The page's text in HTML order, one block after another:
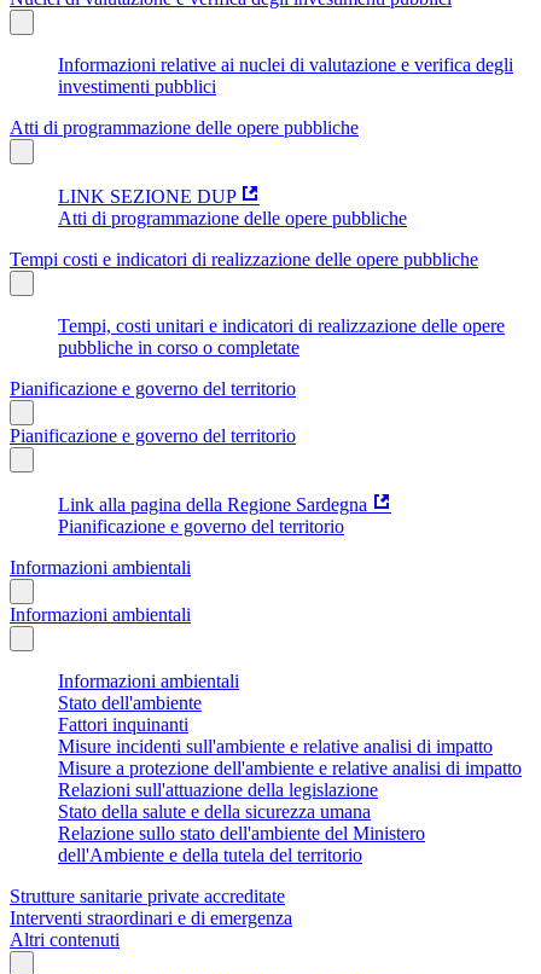
Informazioni relative ai nuclei di valutazione e verifica degli
investimenti pubblici
Atti di programmazione delle opere pubbliche
LINK SEZIONE DUP
Atti di programmazione delle opere pubbliche
Tempi costi e indicatori di realizzazione delle opere pubbliche
Tempi, costi unitari e indicatori di realizzazione delle opere
pubbliche in corso o completate
Pianificazione e governo del territorio
Pianificazione e governo del territorio
Link alla pagina della Regione Sardegna
Pianificazione e governo del territorio
Informazioni ambientali
Informazioni ambientali
Informazioni ambientali
Stato dell'ambiente
Fattori inquinanti
Misure incidenti sull'ambiente e relative analisi di impatto
Misure a protezione dell'ambiente e relative analisi di impatto
Relazioni sull'attuazione della legislazione
Stato della salute e della sicurezza umana
Relazione sullo stato dell'ambiente del Ministero
dell'Ambiente e della tutela del territorio
Strutture sanitarie private accreditate
Interventi straordinari e di emergenza
Altri contenuti